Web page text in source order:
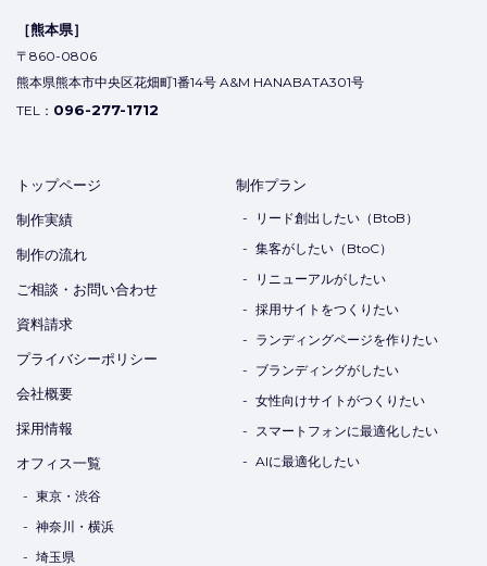
［熊本県］
〒860-0806
熊本県熊本市中央区花畑町1番14号 A&M HANABATA301号
TEL： 096-277-1712
トップページ
制作実績
制作の流れ
ご相談・お問い合わせ
資料請求
プライバシーポリシー
会社概要
採用情報
オフィス一覧
東京・渋谷
神奈川・横浜
埼玉県
制作プラン
リード創出したい（BtoB）
集客がしたい（BtoC）
リニューアルがしたい
採用サイトをつくりたい
ランディングページを作りたい
ブランディングがしたい
女性向けサイトがつくりたい
スマートフォンに最適化したい
AIに最適化したい